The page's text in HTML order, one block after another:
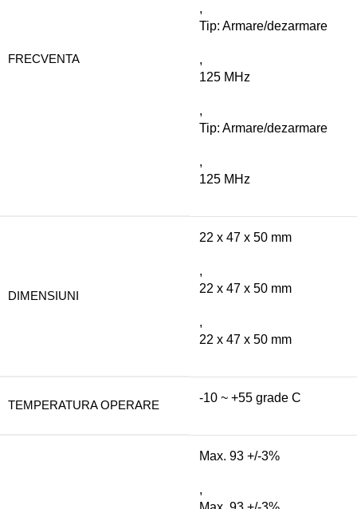
FRECVENTA
,
Tip: Armare/dezarmare
,
125 MHz
,
Tip: Armare/dezarmare
,
125 MHz
DIMENSIUNI
22 x 47 x 50 mm
,
22 x 47 x 50 mm
,
22 x 47 x 50 mm
TEMPERATURA OPERARE
-10 ~ +55 grade C
Max. 93 +/-3%
,